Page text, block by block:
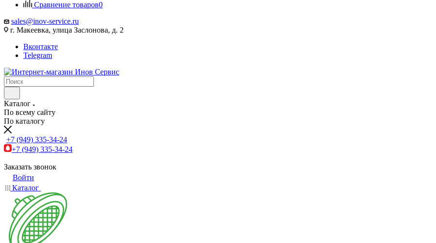
Сравнение товаров0
sales@inov-service.ru
г. Макеевка, улица Заслонова, д. 2
Вконтакте
Telegram
Каталог
По всему сайту
По каталогу
+7 (949) 335-34-24
+7 (949) 335-34-24
Заказать звонок
Войти
Каталог